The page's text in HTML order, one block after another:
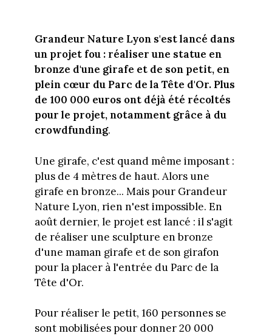
Grandeur Nature Lyon s'est lancé dans
un projet fou : réaliser une statue en
bronze d'une girafe et de son petit, en
plein cœur du Parc de la Tête d'Or. Plus
de 100 000 euros ont déjà été récoltés
pour le projet, notamment grâce à du
crowdfunding.
Une girafe, c'est quand même imposant :
plus de 4 mètres de haut. Alors une
girafe en bronze... Mais pour Grandeur
Nature Lyon, rien n'est impossible. En
août dernier, le projet est lancé : il s'agit
de réaliser une sculpture en bronze
d'une maman girafe et de son girafon
pour la placer à l'entrée du Parc de la
Tête d'Or.
Pour réaliser le petit, 160 personnes se
sont mobilisées pour donner 20 000